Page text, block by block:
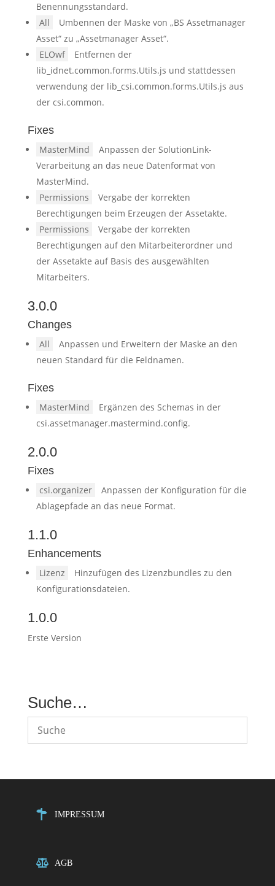
Benennungsstandard.
All
Umbennen der Maske von „BS Assetmanager
Asset“ zu „Assetmanager Asset“.
ELOwf
Entfernen der
lib_idnet.common.forms.Utils.js und stattdessen
verwendung der lib_csi.common.forms.Utils.js aus
der csi.common.
Fixes
MasterMind
Anpassen der SolutionLink-
Verarbeitung an das neue Datenformat von
MasterMind.
Permissions
Vergabe der korrekten
Berechtigungen beim Erzeugen der Assetakte.
Permissions
Vergabe der korrekten
Berechtigungen auf den Mitarbeiterordner und
der Assetakte auf Basis des ausgewählten
Mitarbeiters.
3.0.0
Changes
All
Anpassen und Erweitern der Maske an den
neuen Standard für die Feldnamen.
Fixes
MasterMind
Ergänzen des Schemas in der
csi.assetmanager.mastermind.config.
2.0.0
Fixes
csi.organizer
Anpassen der Konfiguration für die
Ablagepfade an das neue Format.
1.1.0
Enhancements
Lizenz
Hinzufügen des Lizenzbundles zu den
Konfigurationsdateien.
1.0.0
Erste Version
Suche…
IMPRESSUM
AGB